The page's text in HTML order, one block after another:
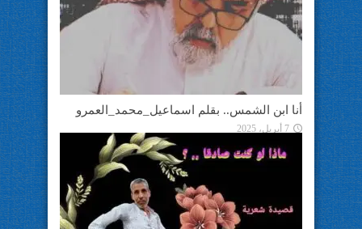
أنا ابن الشمس.. بقلم اسماعيل_محمد_العمرو
7 أبريل، 2025